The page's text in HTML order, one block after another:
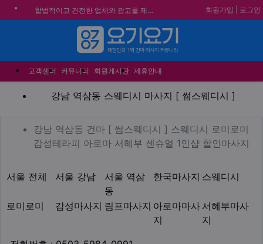
합법적이고 건전한 업체와 광고를 제휴합니다.
★요기요기 설 연휴 휴무 안내★
★ 요기요기 업체회원 안내사항 ★
불건전한 게시글은 삭제 및 회원탈퇴 됩니다.
회원가입 로그인
고객센터 커뮤니티 회원게시판 제휴안내
강남 역삼동 스웨디시 마
강남 역삼동 스웨디시 마사지 [ 썸스웨디시 ]
업체 정보
강남 역삼동 건마 [ 썸스웨
강남 역삼동 건마 [ 썸스웨디시 ] 스웨디시 로미로미
감성테라피 아로마 서혜부 센슈얼 1인샵 할인마사지
서울 전체 서울 강남
서울 역삼
동
지역1 한국마사지 스웨디시
로미로미 감성마사지 림프마사지 아로마마사
지
서혜부마사
지
테마